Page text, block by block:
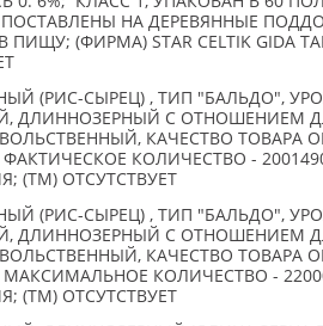
НА ДЕРЕВЯННЫЕ
(ФИРМА) STAR CELTIK GIDA
(РИС-СЫРЕЦ) , ТИП "БАЛЬДО",
ДЛИННОЗЕРНЫЙ С ОТНОШЕНИЕМ
КАЧЕСТВО ТОВАРА
КОЛИЧЕСТВО -
(TM) ОТСУТСТВУЕТ
(РИС-СЫРЕЦ) , ТИП "БАЛЬДО",
ДЛИННОЗЕРНЫЙ С ОТНОШЕНИЕМ
КАЧЕСТВО ТОВАРА
КОЛИЧЕСТВО -
(TM) ОТСУТСТВУЕТ